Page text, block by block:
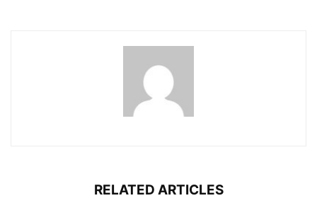
RELATED ARTICLES